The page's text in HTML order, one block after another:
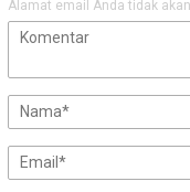
Alamat email Anda tidak